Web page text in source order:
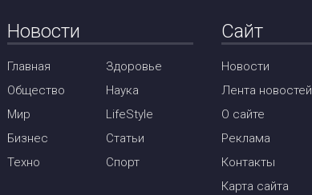
Новости
Главная
Общество
Мир
Бизнес
Техно
Здоровье
Наука
LifeStyle
Статьи
Спорт
Сайт
Новости
Лента новостей
О сайте
Реклама
Контакты
Карта сайта